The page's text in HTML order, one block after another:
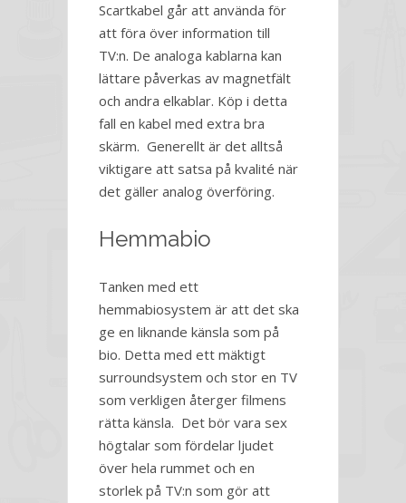
Scartkabel går att använda för
att föra över information till
TV:n. De analoga kablarna kan
lättare påverkas av magnetfält
och andra elkablar. Köp i detta
fall en kabel med extra bra
skärm. Generellt är det alltså
viktigare att satsa på kvalité när
det gäller analog överföring.
Hemmabio
Tanken med ett
hemmabiosystem är att det ska
ge en liknande känsla som på
bio. Detta med ett mäktigt
surroundsystem och stor en TV
som verkligen återger filmens
rätta känsla. Det bör vara sex
högtalar som fördelar ljudet
över hela rummet och en
storlek på TV:n som gör att